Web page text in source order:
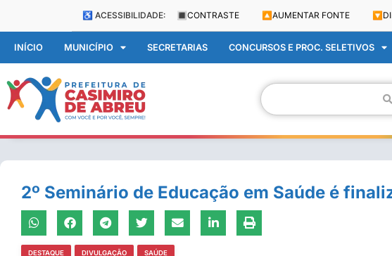
♿ ACESSIBILIDADE: 🔳 CONTRASTE 🔼 AUMENTAR FONTE 🔽
INÍCIO MUNICÍPIO SECRETARIAS CONCURSOS E PROC. SELETIVOS
2º Seminário de Educação em Saúde é
DESTAQUE DIVULGAÇÃO SAÚDE